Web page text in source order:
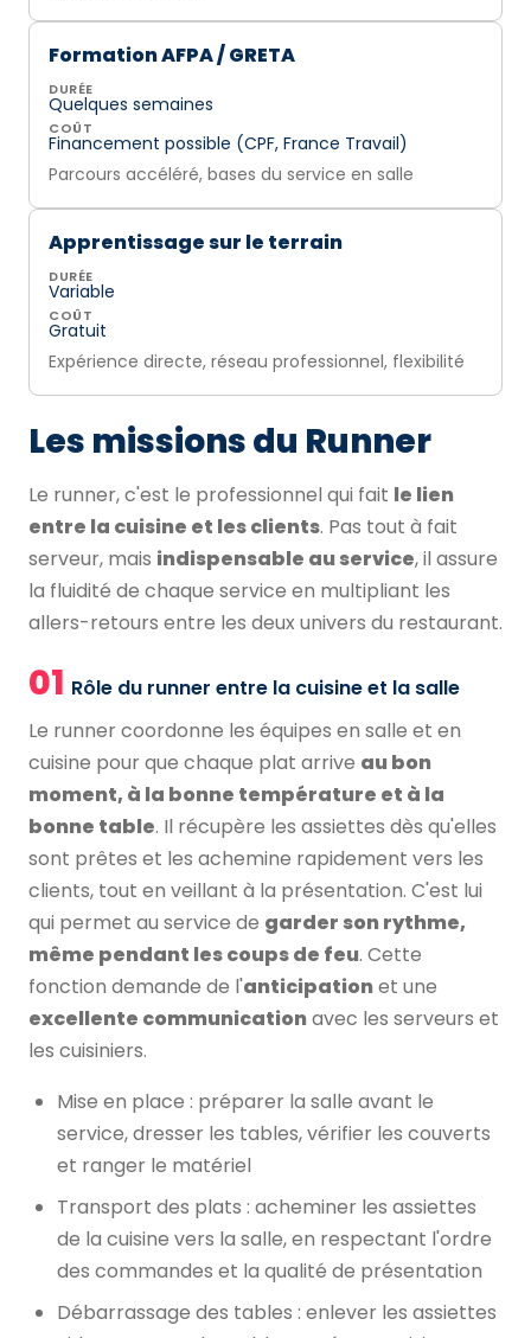
Formation AFPA / GRETA
DURÉE
Quelques semaines
COÛT
Financement possible (CPF, France Travail)
Parcours accéléré, bases du service en salle
Apprentissage sur le terrain
DURÉE
Variable
COÛT
Gratuit
Expérience directe, réseau professionnel, flexibilité
Les missions du Runner
Le runner, c'est le professionnel qui fait le lien
entre la cuisine et les clients. Pas tout à fait
serveur, mais indispensable au service, il assure
la fluidité de chaque service en multipliant les
allers-retours entre les deux univers du restaurant.
01 Rôle du runner entre la cuisine et la salle
Le runner coordonne les équipes en salle et en
cuisine pour que chaque plat arrive au bon
moment, à la bonne température et à la
bonne table. Il récupère les assiettes dès qu'elles
sont prêtes et les achemine rapidement vers les
clients, tout en veillant à la présentation. C'est lui
qui permet au service de garder son rythme,
même pendant les coups de feu. Cette
fonction demande de l'anticipationet une
excellente communicationavec les serveurs et
les cuisiniers.
Mise en place : préparer la salle avant le
service, dresser les tables, vérifier les couverts
et ranger le matériel
Transport des plats : acheminer les assiettes
de la cuisine vers la salle, en respectant l'ordre
des commandes et la qualité de présentation
Débarrassage des tables : enlever les assiettes